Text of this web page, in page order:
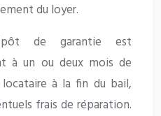
du loyer.
de garantie est
à un ou deux mois de
à la fin du bail,
frais de réparation.